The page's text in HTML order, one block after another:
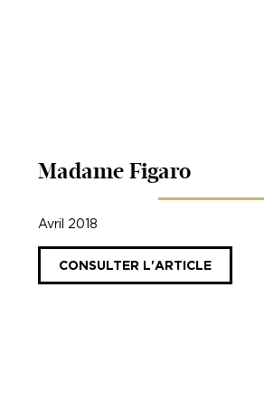
Madame Figaro
Avril 2018
CONSULTER L'ARTICLE